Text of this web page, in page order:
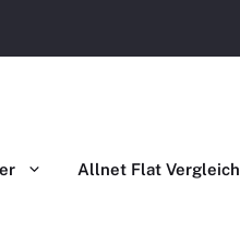
Allnet Flat Vergleich